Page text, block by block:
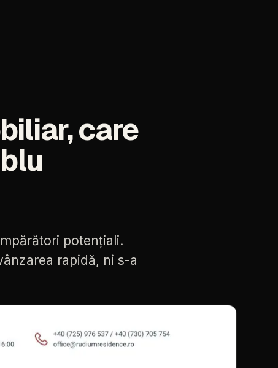
care
potențiali.
rapidă, ni s-a